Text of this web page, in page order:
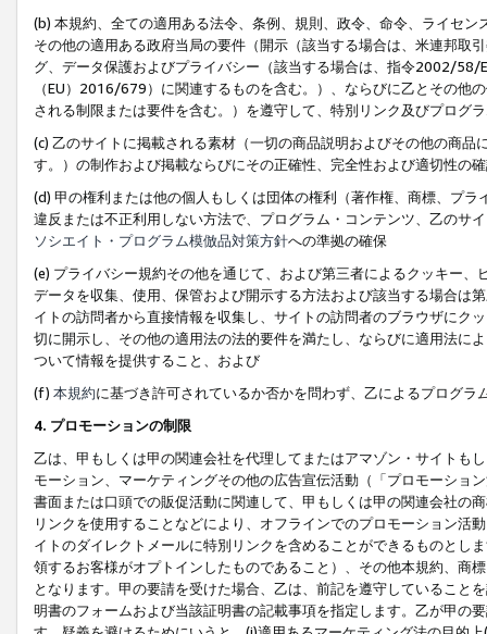
(b) 本規約、全ての適用ある法令、条例、規則、政令、命令、ライセ
その他の適用ある政府当局の要件（開示（該当する場合は、米連邦取
グ、データ保護およびプライバシー（該当する場合は、指令2002/58/
（EU）2016/679）に関連するものを含む。）、ならびに乙とその他
される制限または要件を含む。）を遵守して、特別リンク及びプログ
(c) 乙のサイトに掲載される素材（一切の商品説明およびその他の商
す。）の制作および掲載ならびにその正確性、完全性および適切性の
(d) 甲の権利または他の個人もしくは団体の権利（著作権、商標、プ
違反または不正利用しない方法で、プログラム・コンテンツ、乙のサ
ソシエイト・プログラム模倣品対策方針への準拠の確保
(e) プライバシー規約その他を通じて、および第三者によるクッキー
データを収集、使用、保管および開示する方法および該当する場合は
イトの訪問者から直接情報を収集し、サイトの訪問者のブラウザにク
切に開示し、その他の適用法の法的要件を満たし、ならびに適用法に
ついて情報を提供すること、および
(f) 本規約に基づき許可されているか否かを問わず、乙によるプログ
4. プロモーションの制限
乙は、甲もしくは甲の関連会社を代理してまたはアマゾン・サイトも
モーション、マーケティングその他の広告宣伝活動（「プロモーショ
書面または口頭での販促活動に関連して、甲もしくは甲の関連会社の
リンクを使用することなどにより、オフラインでのプロモーション活
イトのダイレクトメールに特別リンクを含めることができるものとし
領するお客様がオプトインしたものであること）、その他本規約、商
となります。甲の要請を受けた場合、乙は、前記を遵守していること
明書のフォームおよび当該証明書の記載事項を指定します。乙が甲の